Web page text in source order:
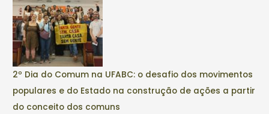
2º Dia do Comum na UFABC: o desafio dos movimentos
populares e do Estado na construção de ações a partir
do conceito dos comuns